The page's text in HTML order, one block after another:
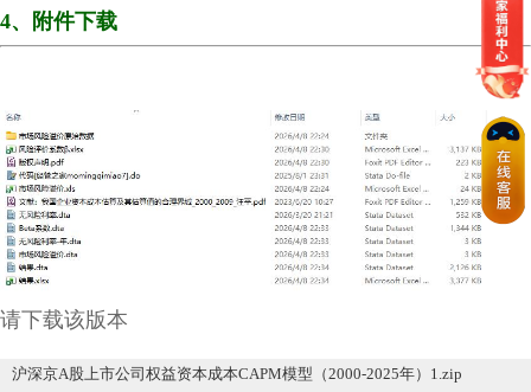
4、附件下载
请下载该版本
沪深京A股上市公司权益资本成本CAPM模型（2000-2025年）1.zip